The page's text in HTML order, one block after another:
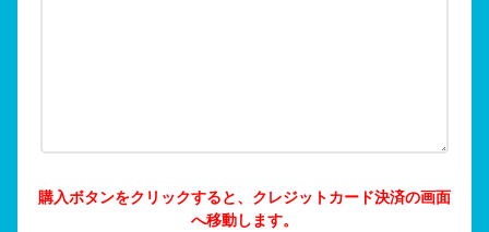
購入ボタンをクリックすると、クレジットカード決済の画面
へ移動します。